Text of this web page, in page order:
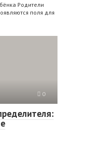
Родители
поля для
0